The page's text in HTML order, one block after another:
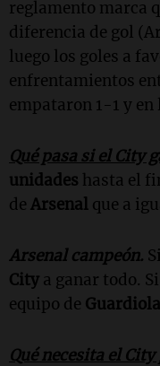
reglamento marca
diferencia de gol
luego los goles a
enfrentamientos
empataron 1-1 y en
Qué pasa si el City
unidades hasta el
de Arsenal que a
Arsenal campeón.
City a ganar todo.
equipo de Guardiola
Qué necesita el